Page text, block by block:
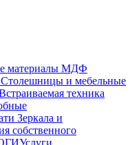
материалы МДФ
Столешницы и мебельные
техника
Зеркала и
собственного
Услуги